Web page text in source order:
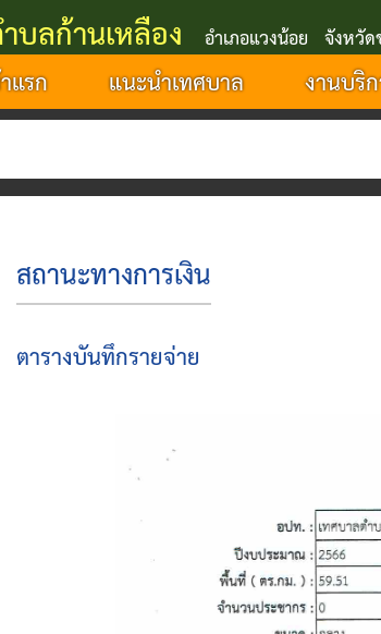
บลก้านเหลือง อำเภอแวงน้อย จังหวั
แรก แนะนำเทศบาล งานบริ
ตารางบันทึกรายจ่าย